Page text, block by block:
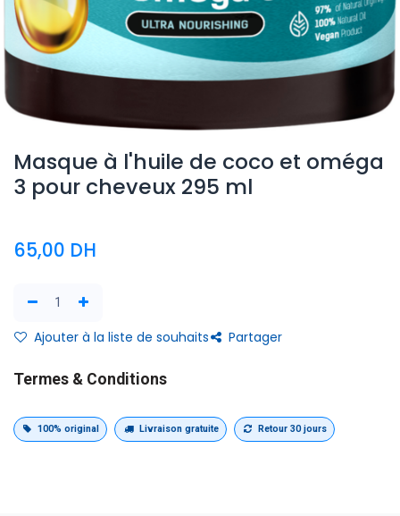
Masque à l'huile de coco et oméga
3 pour cheveux 295 ml
65,00 DH
Ajouter à la liste de souhaits Partager
Termes & Conditions
100% original Livraison gratuite Retour 30 jours